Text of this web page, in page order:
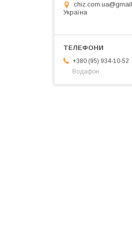
Україна
+380 (95) 934-10-52
Водафон